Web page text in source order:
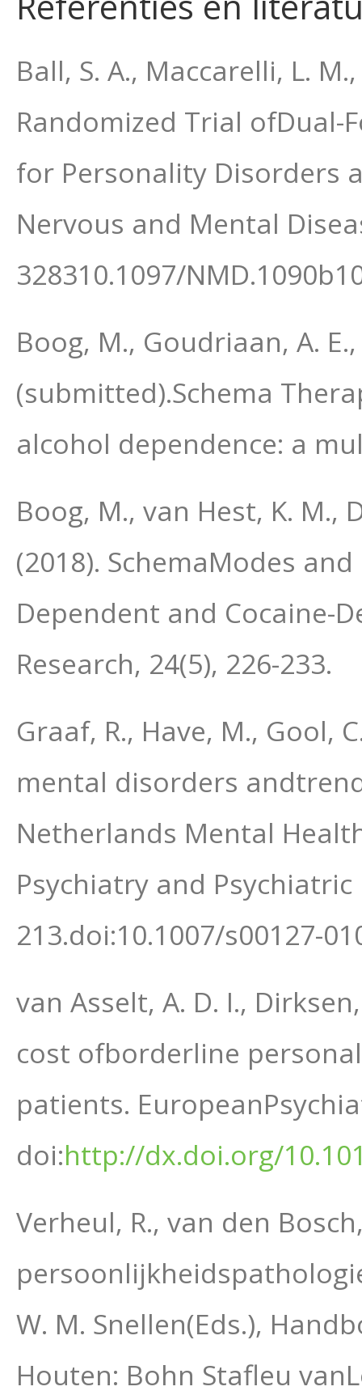
Ball, S. A., Maccarelli, L.
Randomized Trial ofDual-
for Personality Disorders
Nervous and Mental
328310.1097/
Boog, M., Goudriaan, A.
(submitted).Schema
alcohol dependence: a
Boog, M., van Hest, K. M.,
(2018). SchemaModes
Dependent and Cocaine-
Research, 24(5), 226-233.
Graaf, R., Have, M., Gool,
mental disorders
Netherlands Mental
Psychiatry and
213.doi:10.1007/s00127-
van Asselt, A. D. I.,
cost ofborderline
patients.
doi:http://dx.doi.org/
Verheul, R., van den
W. M. Snellen(Eds.),
Houten: Bohn Stafleu